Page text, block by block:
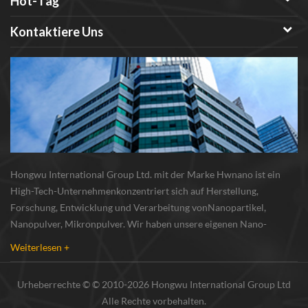
Kontaktiere Uns
Hongwu International Group Ltd. mit der Marke Hwnano ist ein
High-Tech-Unternehmenkonzentriert sich auf Herstellung,
Forschung, Entwicklung und Verarbeitung vonNanopartikel,
Nanopulver, Mikronpulver. Wir haben unsere eigenen Nano-
Weiterlesen +
Urheberrechte © © 2010-2026 Hongwu International Group Ltd
Alle Rechte vorbehalten.